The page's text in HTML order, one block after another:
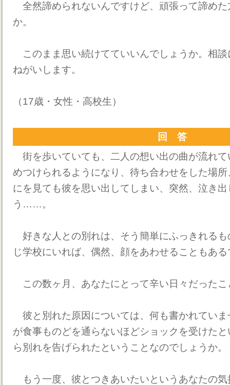
全然諦められないんですけど、頑張って諦めた
か。
このまま思い続けてていいんでしょうか。相
ねがいします。
（17歳・女性・高校生）
回 答
街を歩いていても、二人の想い出の曲が流れ
めつけられるようになり、待ち合わせをした場
にを見ても彼を思い出してしまい、突然、泣き
う……。
好きな人との別れは、そう簡単にふっきれる
じ学校にいれば、偶然、顔をあわせることもあ
この数ヶ月、あなたにとって辛い日々だったこ
彼と別れた原因については、何も書かれてい
が食事ものどを通らないほどショックを受けた
ら別れを告げられたということなのでしょうか。
もう一度、彼とつきあいたいというあなたの